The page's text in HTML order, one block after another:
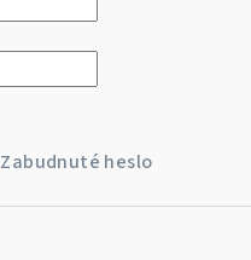
Zabudnuté heslo